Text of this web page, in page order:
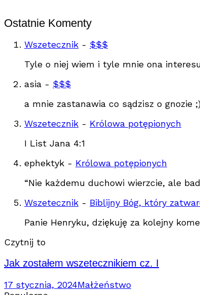
Ostatnie Komenty
Wszetecznik - $$$
Tyle o niej wiem i tyle mnie ona
asia - $$$
a mnie zastanawia co sądzisz o gnozie
Wszetecznik - Królowa potępionych
I List Jana 4:1
ephektyk - Królowa potępionych
“Nie każdemu duchowi wierzcie, ale
Wszetecznik - Biblijny Bóg, który
Panie Henryku, dziękuję za kolejny
Czytnij to
Jak zostałem wszetecznikiem cz. I
17 stycznia, 2024Małżeństwo